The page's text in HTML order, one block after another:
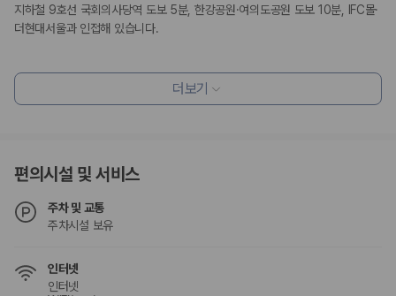
지하철 9호선 국회의사당역 도보 5분, 한강공원·여의도공원 도보 10분, IFC몰·
더현대서울과 인접해 있습니다.
출장 고객에게는 최적의 업무 환경을, 커플과 가족에게는 여유로운 휴식을 제공
단순한 식사가 아닌 “서울에서 만나는 뉴욕의 미식 문화”를 경험할 수 있습니다.
통 맨해튼 스타일 스테이크, 한강 전망 라운지 바에서 도심 야경과 함께 즐기는
무제한 드링크를 만나보십시오.
더보기
편의시설 및 서비스
주차 및 교통
주차시설 보유
인터넷
인터넷